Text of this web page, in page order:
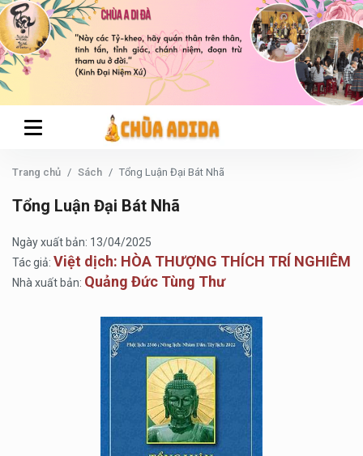
Trang chủ Sách Tổng Luận Đại Bát Nhã
Tổng Luận Đại Bát Nhã
Ngày xuất bản: 13/04/2025
Tác giả: Việt dịch: HÒA THƯỢNG THÍCH TRÍ NGHIÊM
Nhà xuất bản: Quảng Đức Tùng Thư